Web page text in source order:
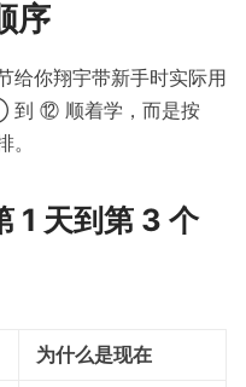
序
给你翔宇带新手时实际用
⑫ 顺着学，而是按
1 天到第 3 个
为什么是现在